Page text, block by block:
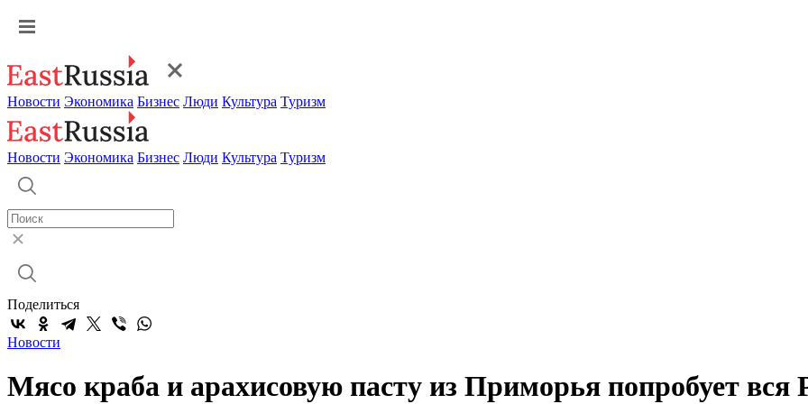
Новости Экономика Бизнес Люди Культура Туризм
Новости Экономика Бизнес Люди Культура Туризм
Поделиться
Новости
Мясо краба и арахисовую пасту из Приморья попробует вся